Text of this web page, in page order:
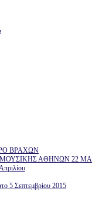
ΒΡΑΧΩΝ
ΑΘΗΝΩΝ 22
5 Σεπτεμβρίου 2015